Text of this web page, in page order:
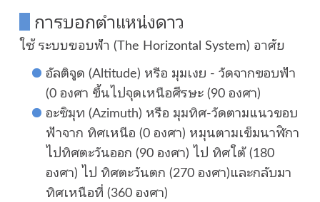
การบอกตำแหน่งดาว
ใช้ ระบบขอบฟ้า (The Horizontal System) อาศัย
อัลติจูด (Altitude) หรือ มุมเงย - วัดจากขอบฟ้า
(0 องศา ขึ้นไปจุดเหนือศีรษะ (90 องศา)
อะซิมุท (Azimuth) หรือ มุมทิศ-วัดตามแนวขอบ
ฟ้าจาก ทิศเหนือ (0 องศา) หมุนตามเข็มนาฬิกา
ไปทิศตะวันออก (90 องศา) ไป ทิศใต้ (180
องศา) ไป ทิศตะวันตก (270 องศา)และกลับมา
ทิศเหนือที่ (360 องศา)